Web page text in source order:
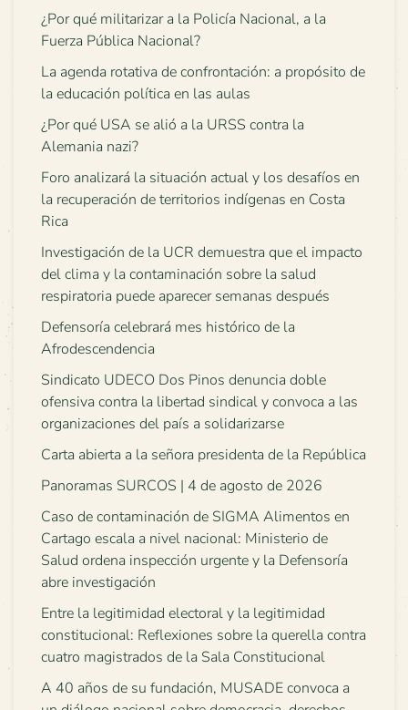
¿Por qué militarizar a la Policía Nacional, a la
Fuerza Pública Nacional?
La agenda rotativa de confrontación: a propósito de
la educación política en las aulas
¿Por qué USA se alió a la URSS contra la
Alemania nazi?
Foro analizará la situación actual y los desafíos en
la recuperación de territorios indígenas en Costa
Rica
Investigación de la UCR demuestra que el impacto
del clima y la contaminación sobre la salud
respiratoria puede aparecer semanas después
Defensoría celebrará mes histórico de la
Afrodescendencia
Sindicato UDECO Dos Pinos denuncia doble
ofensiva contra la libertad sindical y convoca a las
organizaciones del país a solidarizarse
Carta abierta a la señora presidenta de la República
Panoramas SURCOS | 4 de agosto de 2026
Caso de contaminación de SIGMA Alimentos en
Cartago escala a nivel nacional: Ministerio de
Salud ordena inspección urgente y la Defensoría
abre investigación
Entre la legitimidad electoral y la legitimidad
constitucional: Reflexiones sobre la querella contra
cuatro magistrados de la Sala Constitucional
A 40 años de su fundación, MUSADE convoca a